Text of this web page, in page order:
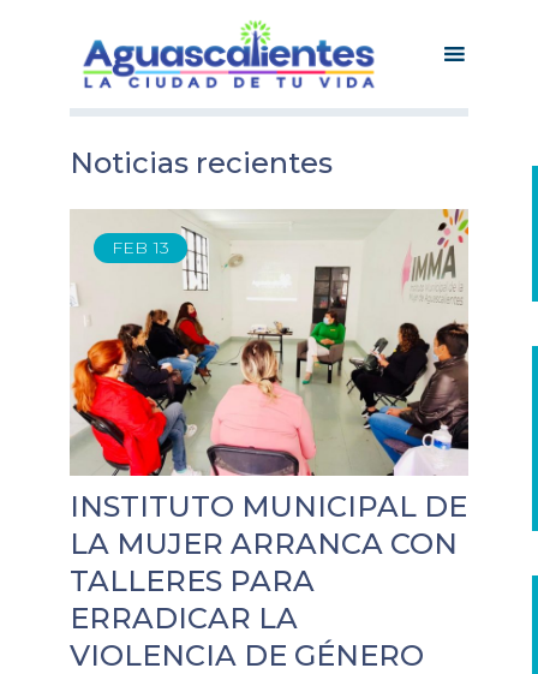
Noticias recientes
FEB 13
INSTITUTO MUNICIPAL DE
LA MUJER ARRANCA CON
TALLERES PARA
ERRADICAR LA
VIOLENCIA DE GÉNERO